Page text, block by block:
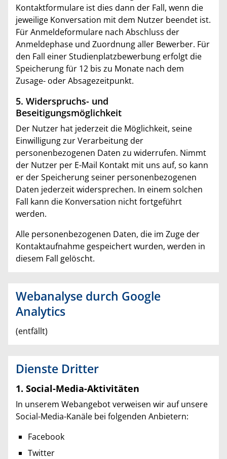
Kontaktformulare ist dies dann der Fall, wenn die
jeweilige Konversation mit dem Nutzer beendet ist.
Für Anmeldeformulare nach Abschluss der
Anmeldephase und Zuordnung aller Bewerber. Für
den Fall einer Studienplatzbewerbung erfolgt die
Speicherung für 12 bis zu Monate nach dem
Zusage- oder Absagezeitpunkt.
5. Widerspruchs- und
Beseitigungsmöglichkeit
Der Nutzer hat jederzeit die Möglichkeit, seine
Einwilligung zur Verarbeitung der
personenbezogenen Daten zu widerrufen. Nimmt
der Nutzer per E-Mail Kontakt mit uns auf, so kann
er der Speicherung seiner personenbezogenen
Daten jederzeit widersprechen. In einem solchen
Fall kann die Konversation nicht fortgeführt
werden.
Alle personenbezogenen Daten, die im Zuge der
Kontaktaufnahme gespeichert wurden, werden in
diesem Fall gelöscht.
Webanalyse durch Google
Analytics
(entfällt)
Dienste Dritter
1. Social-Media-Aktivitäten
In unserem Webangebot verweisen wir auf unsere
Social-Media-Kanäle bei folgenden Anbietern:
Facebook
Twitter